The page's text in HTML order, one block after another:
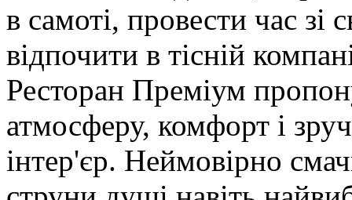
в самоті, провести час
відпочити в тісній
Ресторан Преміум
атмосферу, комфорт і
інтер'єр. Неймовірно